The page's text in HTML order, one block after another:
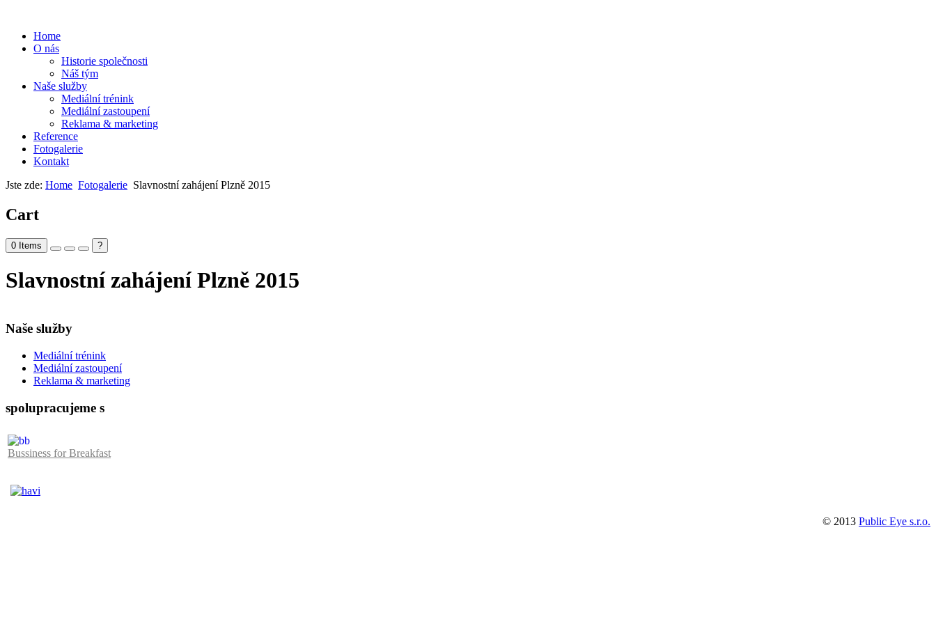
Home
O nás
Historie společnosti
Náš tým
Naše služby
Mediální trénink
Mediální zastoupení
Reklama & marketing
Reference
Fotogalerie
Kontakt
Jste zde: Home Fotogalerie Slavnostní zahájení Plzně 2015
Cart
0 Items ?
Slavnostní zahájení Plzně 2015
Naše služby
Mediální trénink
Mediální zastoupení
Reklama & marketing
spolupracujeme s
Bussiness for Breakfast
© 2013 Public Eye s.r.o.